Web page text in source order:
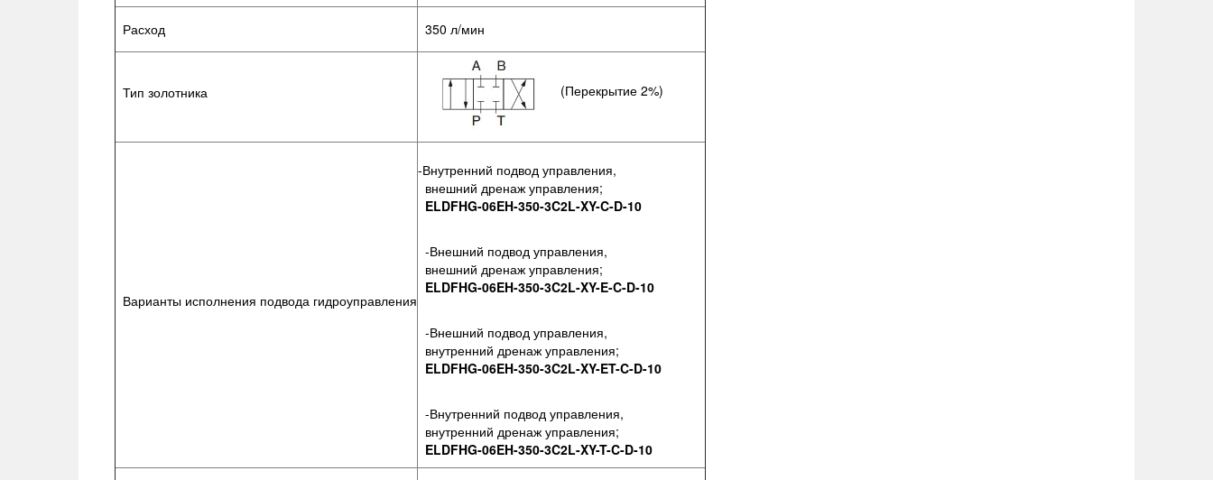
Расход 350 л/мин
Тип золотника (Перекрытие 2%)
Варианты исполнения подвода гидроуправления
-Внутренний подвод управления,
внешний дренаж управления;
ELDFHG-06EH-350-3C2L-XY-C-D-10
-Внешний подвод управления,
внешний дренаж управления;
ELDFHG-06EH-350-3C2L-XY-E-C-D-10
-Внешний подвод управления,
внутренний дренаж управления;
ELDFHG-06EH-350-3C2L-XY-ET-C-D-10
-Внутренний подвод управления,
внутренний дренаж управления;
ELDFHG-06EH-350-3C2L-XY-T-C-D-10